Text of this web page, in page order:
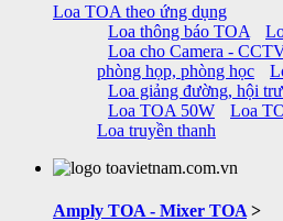
Loa TOA theo ứng dụng
Loa thông báo TOA
Loa cho Camera -
phòng họp, phòng học
Loa giảng đường, hội
Loa TOA 50W
Loa
Loa truyền thanh
Amply TOA - Mixer TOA >